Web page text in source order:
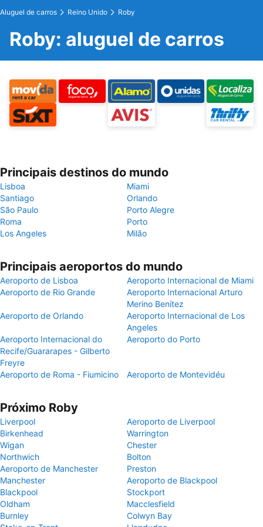
Aluguel de carros Reino Unido Roby
Roby: aluguel de carros
Principais destinos do mundo
Lisboa
Miami
Santiago
Orlando
São Paulo
Porto Alegre
Roma
Porto
Los Angeles
Milão
Principais aeroportos do mundo
Aeroporto de Lisboa
Aeroporto Internacional de Miami
Aeroporto de Rio Grande
Aeroporto Internacional Arturo
Merino Benítez
Aeroporto de Orlando
Aeroporto Internacional de Los
Angeles
Aeroporto Internacional do
Recife/Guararapes - Gilberto
Freyre
Aeroporto do Porto
Aeroporto de Roma - Fiumicino Aeroporto de Montevidéu
Próximo Roby
Liverpool
Aeroporto de Liverpool
Birkenhead
Warrington
Wigan
Chester
Northwich
Bolton
Aeroporto de Manchester
Preston
Manchester
Aeroporto de Blackpool
Blackpool
Stockport
Oldham
Macclesfield
Burnley
Colwyn Bay